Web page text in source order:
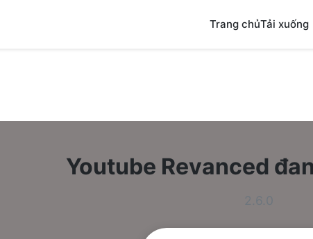
Trang chủTải xuống
Youtube Revanced
2.6.0